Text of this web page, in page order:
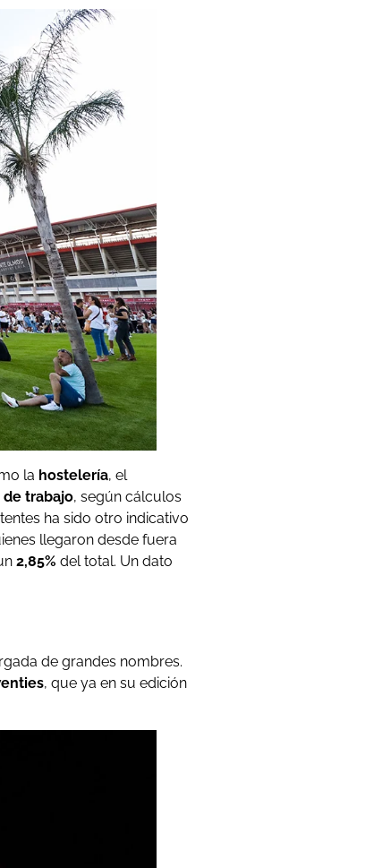
la hostelería, el
trabajo, según cálculos
ha sido otro indicativo
llegaron desde fuera
2,85% del total. Un dato
de grandes nombres.
, que ya en su edición